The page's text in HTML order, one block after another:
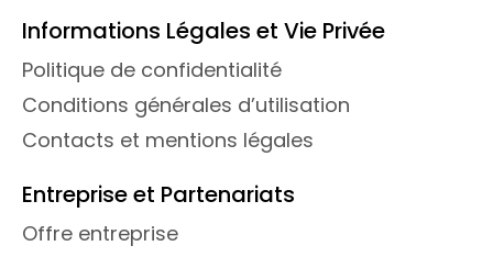
Informations Légales et Vie Privée
Politique de confidentialité
Conditions générales d’utilisation
Contacts et mentions légales
Entreprise et Partenariats
Offre entreprise